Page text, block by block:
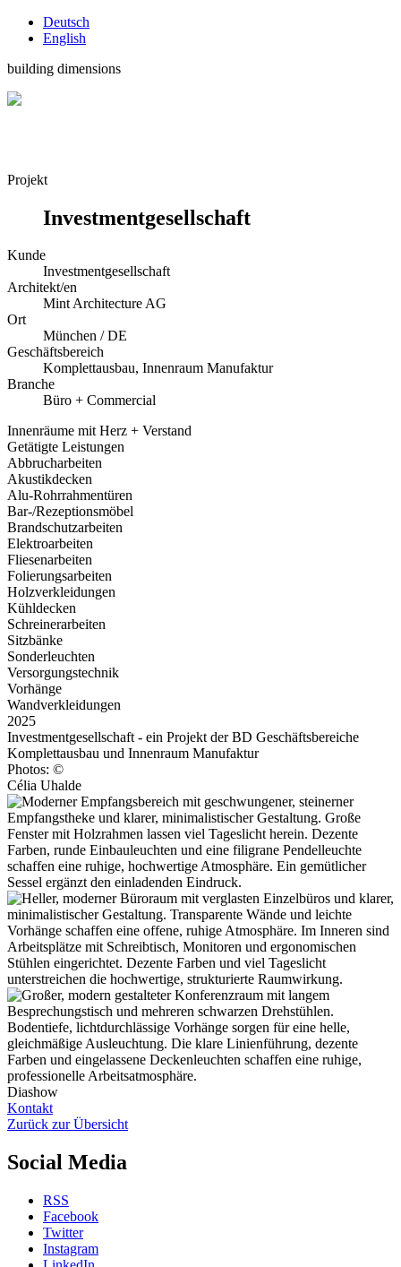
Deutsch
English
building dimensions
Projekt
Investmentgesellschaft
Kunde
Investmentgesellschaft
Architekt/en
Mint Architecture AG
Ort
München / DE
Geschäftsbereich
Komplettausbau, Innenraum Manufaktur
Branche
Büro + Commercial
Innenräume mit Herz + Verstand
Getätigte Leistungen
Abbrucharbeiten
Akustikdecken
Alu-Rohrrahmentüren
Bar-/Rezeptionsmöbel
Brandschutzarbeiten
Elektroarbeiten
Fliesenarbeiten
Folierungsarbeiten
Holzverkleidungen
Kühldecken
Schreinerarbeiten
Sitzbänke
Sonderleuchten
Versorgungstechnik
Vorhänge
Wandverkleidungen
2025
Investmentgesellschaft - ein Projekt der BD Geschäftsbereiche
Komplettausbau und Innenraum Manufaktur
Photos: ©
Célia Uhalde
Diashow
Kontakt
Zurück zur Übersicht
Social Media
RSS
Facebook
Twitter
Instagram